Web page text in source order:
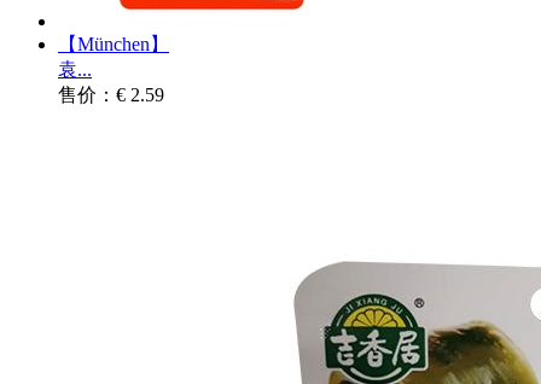
【München】
袁...
售价：€ 2.59